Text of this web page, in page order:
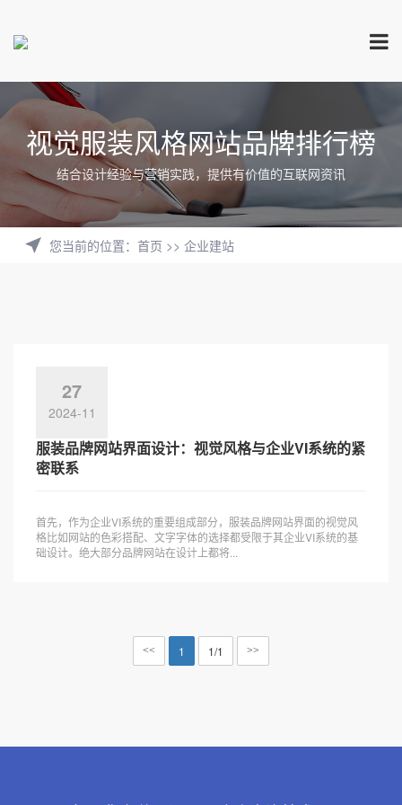
视觉服装风格网站品牌排行榜
结合设计经验与营销实践，提供有价值的互联网资讯
您当前的位置： 首页 >> 企业建站
27
2024-11
服装品牌网站界面设计：视觉风格与企业VI系统的紧
密联系
首先，作为企业VI系统的重要组成部分，服装品牌网站界面的视觉风
格比如网站的色彩搭配、文字字体的选择都受限于其企业VI系统的基
础设计。绝大部分品牌网站在设计上都将...
<< 1 1/1 >>